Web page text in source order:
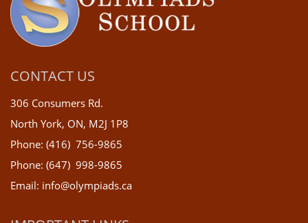
CONTACT US
306 Consumers Rd.
North York, ON, M2J 1P8
Phone: (416) 756-9865
Phone: (647) 998-9865
Email: info@olympiads.ca